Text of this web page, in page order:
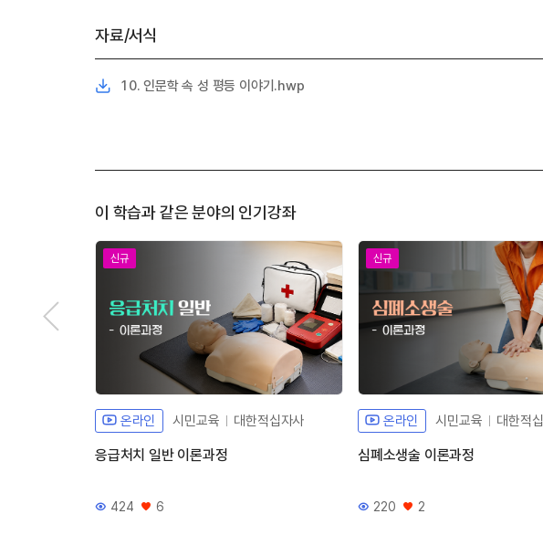
자료/서식
10. 인문학 속 성 평등 이야기.hwp
이 학습과 같은 분야의 인기강좌
신규
온라인 시민교육 대한적십자사
응급처치 일반 이론과정
조회수
424
좋아요
6
신규
온라인 시민교육 대한적
심폐소생술 이론과정
조회수
220
좋아요
2